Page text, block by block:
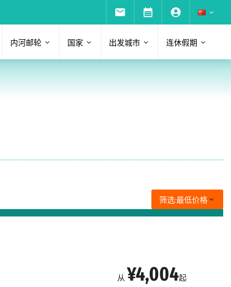
内河邮轮 国家 出发城市 连休假期
筛选:最低价格
从 ¥4,004起